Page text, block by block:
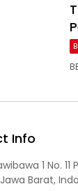
Info
1 No.
Barat,